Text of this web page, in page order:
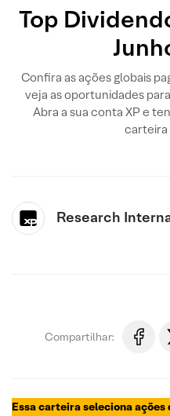
Top
Confira as ações globais
veja as oportunidades
Abra a sua conta XP e
carteira
Research
Compartilhar:
Essa carteira seleciona